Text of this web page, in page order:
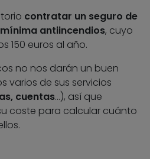
contratar un seguro de
antiincendios, cuyo
150 euros al año.
no nos darán un buen
varios de sus servicios
cuentas…), así que
coste para calcular cuánto